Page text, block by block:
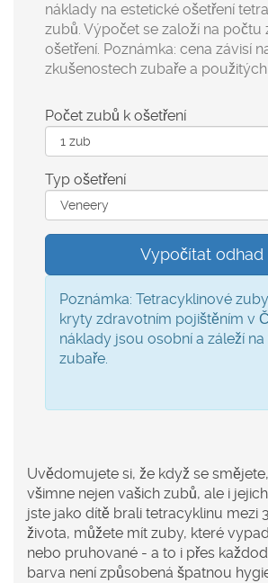
náklady na estetické ošetření
zubů. Výpočet se založí na počtu
ošetření. Poznámka: cena závisí
zkušenostech zubaře a
Počet zubů k ošetření
Typ ošetření
Vypočítat odhad
Poznámka: Tetracyklinové
kryty zdravotním pojištěním v
náklady jsou osobní a záleží
zubaře.
Uvědomujete si, že když se
všimne nejen vašich zubů, ale i
jste jako dítě brali tetracyklinu mezi
života, můžete mít zuby, které
nebo pruhované - a to i přes
barva není způsobená špatnou